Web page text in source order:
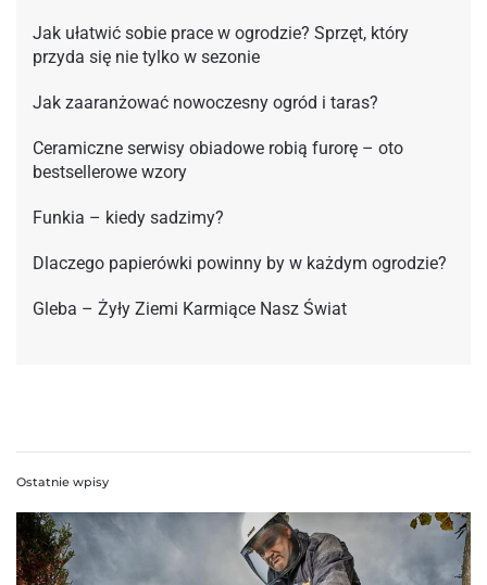
Jak ułatwić sobie prace w ogrodzie? Sprzęt, który
przyda się nie tylko w sezonie
Jak zaaranżować nowoczesny ogród i taras?
Ceramiczne serwisy obiadowe robią furorę – oto
bestsellerowe wzory
Funkia – kiedy sadzimy?
Dlaczego papierówki powinny by w każdym ogrodzie?
Gleba – Żyły Ziemi Karmiące Nasz Świat
Ostatnie wpisy